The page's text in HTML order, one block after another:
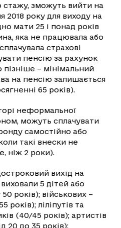
стажу, зможуть вийти на
2018 року для виходу на
мати 25 і понад років
яка не працювала або
страхові
пенсію за рахунок
– мінімальний
на пенсію залишається
65 років).
неформальної
можуть сплачувати
самостійно або
такі внески не
ніж 2 роки).
вихід на
5 дітей або
років); військових –
років); ліліпутів та
(40/45 років); артистів
20 до 35 років);